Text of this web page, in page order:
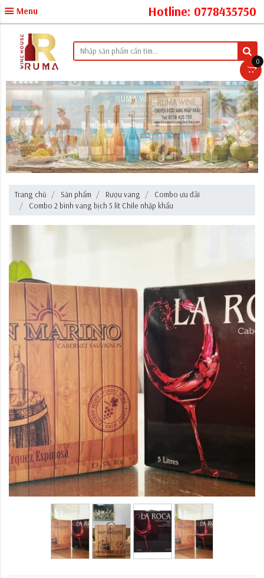
Menu Hotline: 0778435750
Trang chủ Sản phẩm Rượu vang
Combo ưu đãi
Combo 2 bình vang bịch 5 lít Chile nhập khẩu
0